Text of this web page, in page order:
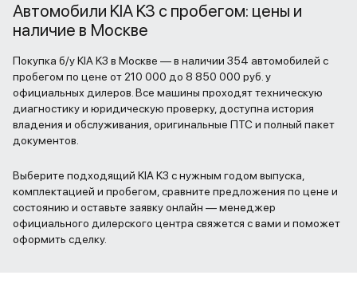
Автомобили KIA K3 с пробегом: цены и
наличие в Москве
Покупка б/у KIA K3 в Москве — в наличии 354 автомобилей с
пробегом по цене от 210 000 до 8 850 000 руб. у
официальных дилеров. Все машины проходят техническую
диагностику и юридическую проверку, доступна история
владения и обслуживания, оригинальные ПТС и полный пакет
документов.
Выберите подходящий KIA K3 с нужным годом выпуска,
комплектацией и пробегом, сравните предложения по цене и
состоянию и оставьте заявку онлайн — менеджер
официального дилерского центра свяжется с вами и поможет
оформить сделку.